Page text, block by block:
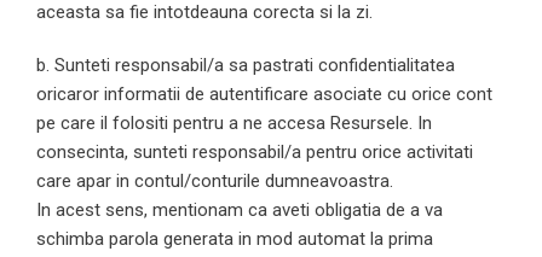
aceasta sa fie intotdeauna corecta si la zi.
b. Sunteti responsabil/a sa pastrati confidentialitatea
oricaror informatii de autentificare asociate cu orice cont
pe care il folositi pentru a ne accesa Resursele. In
consecinta, sunteti responsabil/a pentru orice activitati
care apar in contul/conturile dumneavoastra.
In acest sens, mentionam ca aveti obligatia de a va
schimba parola generata in mod automat la prima